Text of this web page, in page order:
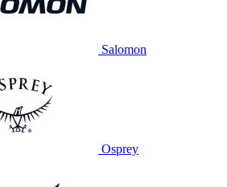
Salomon
Osprey